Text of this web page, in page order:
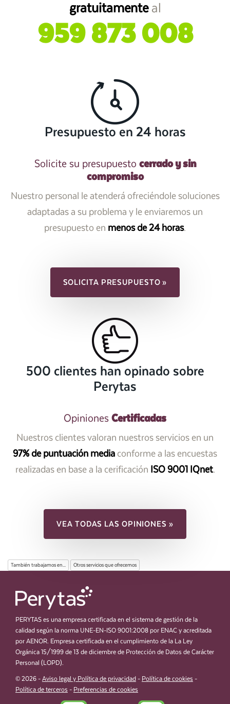
gratuitamenteal
959 873 008
Presupuesto en 24 horas
Solicite su presupuesto cerrado y sin
compromiso
Nuestro personal le atenderá ofreciéndole soluciones
adaptadas a su problema y le enviaremos un
presupuesto en menos de 24 horas.
SOLICITA PRESUPUESTO »
500 clientes han opinado sobre
Perytas
Opiniones Certificadas
Nuestros clientes valoran nuestros servicios en un
97% de puntuación mediaconforme a las encuestas
realizadas en base a la cerificación ISO 9001 IQnet.
VEA TODAS LAS OPINIONES »
También trabajamos en... Otros servicios que ofrecemos
PERYTAS es una empresa certificada en el sistema de gestión de la
calidad según la norma UNE-EN-ISO 9001:2008 por ENAC y acreditada
por AENOR. Empresa certificada en el cumplimiento de la La Ley
Orgánica 15/1999 de 13 de diciembre de Protección de Datos de Carácter
Personal (LOPD).
© 2026 - Aviso legal y Política de privacidad - Política de cookies -
Política de terceros - Preferencias de cookies